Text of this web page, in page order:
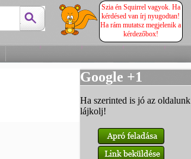
Szia én Squirrel vagyok. Ha
kérdésed van írj nyugodtan!
Ha rám mutatsz megjelenik a
kérdezőbox!
Google +1
Ha szerinted is jó az oldalunk
lájkolj!